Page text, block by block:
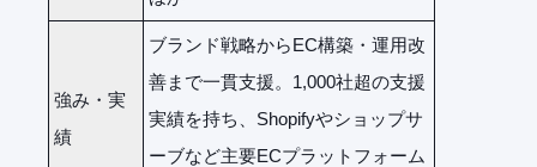
強み・実
績
ブランド戦略からEC構築・運用改
善まで一貫支援。1,000社超の支援
実績を持ち、Shopifyやショップサ
ーブなど主要ECプラットフォーム